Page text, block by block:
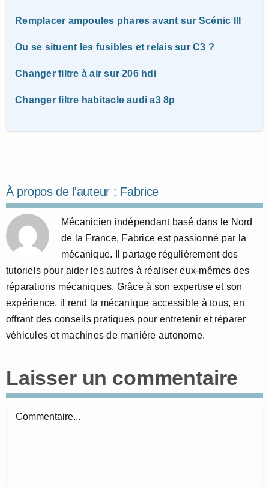
Remplacer ampoules phares avant sur Scénic III
Ou se situent les fusibles et relais sur C3 ?
Changer filtre à air sur 206 hdi
Changer filtre habitacle audi a3 8p
À propos de l'auteur : Fabrice
Mécanicien indépendant basé dans le Nord
de la France, Fabrice est passionné par la
mécanique. Il partage régulièrement des
tutoriels pour aider les autres à réaliser eux-mêmes des
réparations mécaniques. Grâce à son expertise et son
expérience, il rend la mécanique accessible à tous, en
offrant des conseils pratiques pour entretenir et réparer
véhicules et machines de manière autonome.
Laisser un commentaire
Commentaire